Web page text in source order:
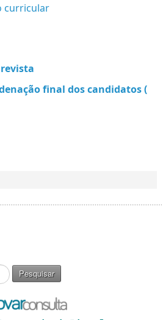
curricular
final dos candidatos (
Pesquisar